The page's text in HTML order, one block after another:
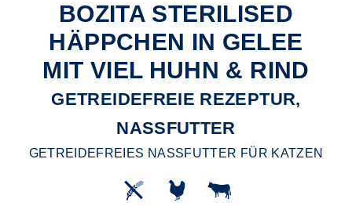
BOZITA STERILISED
HÄPPCHEN IN GELEE
MIT VIEL HUHN & RIND
GETREIDEFREIE REZEPTUR,
NASSFUTTER
GETREIDEFREIES NASSFUTTER FÜR KATZEN